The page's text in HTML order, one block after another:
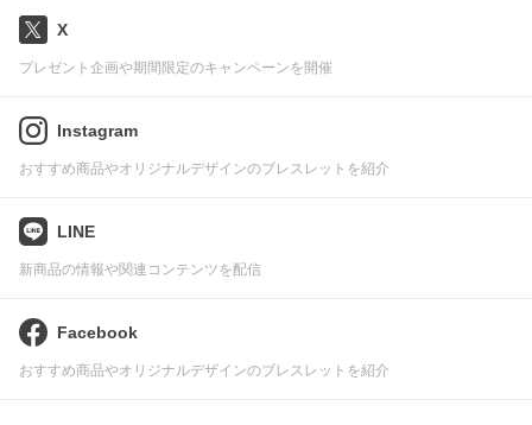
X
プレゼント企画や期間限定のキャンペーンを開催
Instagram
おすすめ商品やオリジナルデザインのブレスレットを紹介
LINE
新商品の情報や関連コンテンツを配信
Facebook
おすすめ商品やオリジナルデザインのブレスレットを紹介